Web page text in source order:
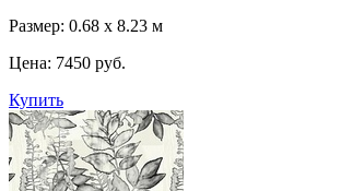
Размер: 0.68 x 8.23 м
Цена: 7450 руб.
Купить